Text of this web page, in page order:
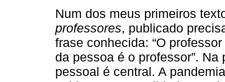
Num dos meus primeiros
professores, publicado
frase conhecida: “O
da pessoa é o professor”.
pessoal é central. A